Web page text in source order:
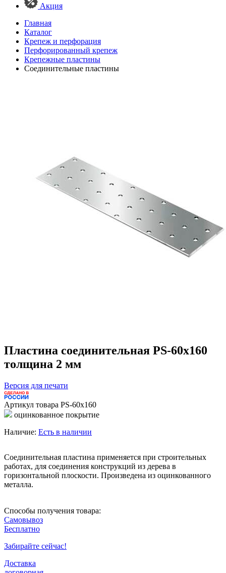
Акция
Главная
Каталог
Крепеж и перфорация
Перфорированный крепеж
Крепежные пластины
Соединительные пластины
Пластина соединительная PS-60x160
толщина 2 мм
Версия для печати
Артикул товара PS-60х160
оцинкованное покрытие
Наличие: Есть в наличии
Соединительная пластина применяется при строительных
работах, для соединения конструкций из дерева в
горизонтальной плоскости. Произведена из оцинкованного
металла.
Способы получения товара:
Самовывоз
Бесплатно
Забирайте сейчас!
Доставка